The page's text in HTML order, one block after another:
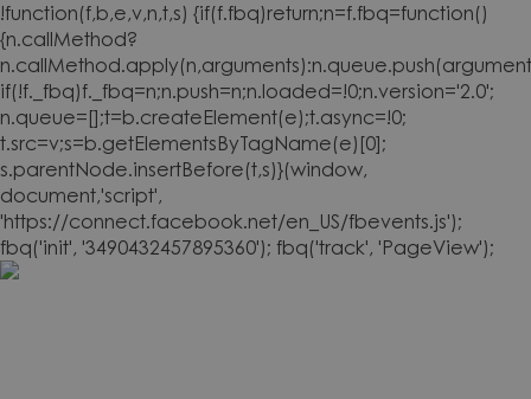
!function(f,b,e,v,n,t,s) {if(f.fbq)return;n=f.fbq=function()
{n.callMethod?
if(!f._fbq)f._fbq=n;n.push=n;n.loaded=!0;n.version='2.0';
n.queue=[];t=b.createElement(e);t.async=!0;
t.src=v;s=b.getElementsByTagName(e)[0];
s.parentNode.insertBefore(t,s)}(window,
document,'script',
'https://connect.facebook.net/en_US/fbevents.js');
fbq('init', '3490432457895360'); fbq('track', 'PageView');